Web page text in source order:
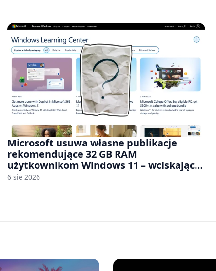
Microsoft usuwa własne publikacje
rekomendujące 32 GB RAM
użytkownikom Windows 11 – wciskając
nam przy tym komputery z 8 GB RAM po
6 sie 2026